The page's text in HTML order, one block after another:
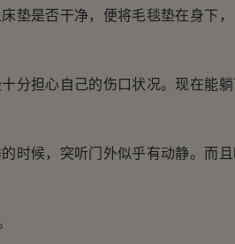
垫是否干净，便将毛毯垫在身下
担心自己的伤口状况。现在能躺
候，突听门外似乎有动静。而且